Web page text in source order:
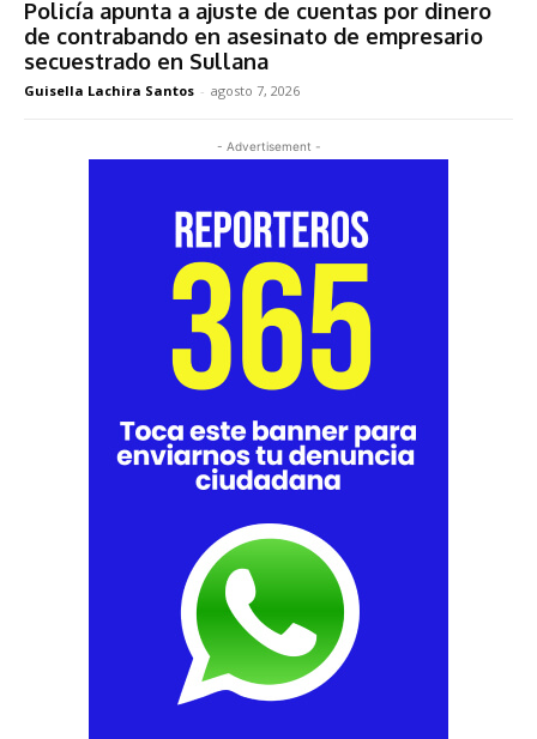
Policía apunta a ajuste de cuentas por dinero
de contrabando en asesinato de empresario
secuestrado en Sullana
Guisella Lachira Santos - agosto 7, 2026
- Advertisement -